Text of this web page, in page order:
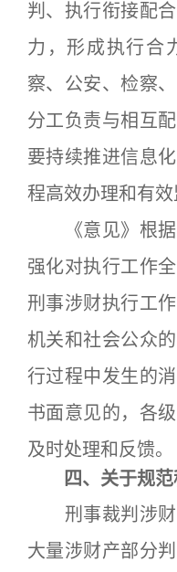
判、执行衔接配
力，形成执行合
察、公安、检察
分工负责与相互
要持续推进信息
程高效办理和有效
《意见》根据
强化对执行工作
刑事涉财执行工
机关和社会公众
行过程中发生的
书面意见的，各
及时处理和反馈。
四、关于规范
刑事裁判涉财
大量涉财产部分